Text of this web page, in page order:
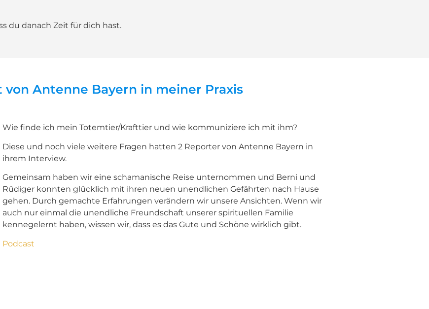
du danach Zeit für dich hast.
Antenne Bayern in meiner Praxis
Wie finde ich mein Totemtier/Krafttier und wie kommuniziere ich mit ihm?
Diese und noch viele weitere Fragen hatten 2 Reporter von Antenne Bayern in
ihrem Interview.
Gemeinsam haben wir eine schamanische Reise unternommen und Berni und
Rüdiger konnten glücklich mit ihren neuen unendlichen Gefährten nach Hause
gehen. Durch gemachte Erfahrungen verändern wir unsere Ansichten. Wenn wir
auch nur einmal die unendliche Freundschaft unserer spirituellen Familie
kennegelernt haben, wissen wir, dass es das Gute und Schöne wirklich gibt.
Podcast